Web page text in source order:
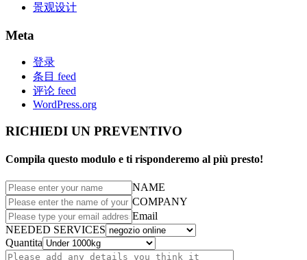
景观设计
Meta
登录
条目 feed
评论 feed
WordPress.org
RICHIEDI UN PREVENTIVO
Compila questo modulo e ti risponderemo al più presto!
NAME
COMPANY
Email
NEEDED SERVICES
Quantita